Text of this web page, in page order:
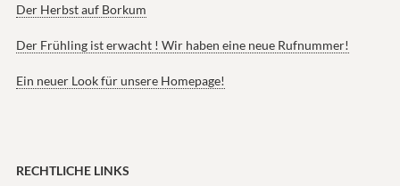
Der Herbst auf Borkum
Der Frühling ist erwacht ! Wir haben eine neue Rufnummer!
Ein neuer Look für unsere Homepage!
RECHTLICHE LINKS